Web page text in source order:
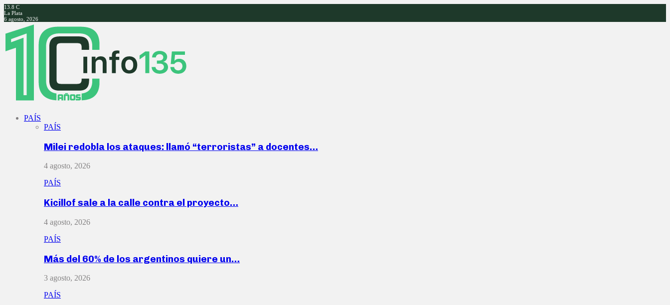
13.8 C
La Plata
6 agosto, 2026
Facebook
Twitter
Instagram
Youtube
PAÍS
PAÍS
Milei redobla los ataques: llamó “terroristas” a docentes…
4 agosto, 2026
PAÍS
Kicillof sale a la calle contra el proyecto…
4 agosto, 2026
PAÍS
Más del 60% de los argentinos quiere un…
3 agosto, 2026
PAÍS